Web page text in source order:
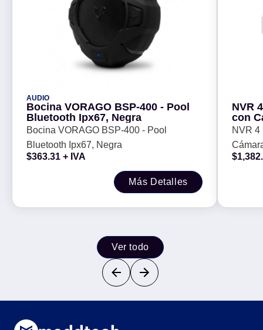
AUDIO
Bocina VORAGO BSP-400 - Pool
Bluetooth Ipx67, Negra
Bocina VORAGO BSP-400 - Pool
Bluetooth Ipx67, Negra
$363.31 + IVA
Más Detalles
NVR
con
Full
NVR 4
$
Ver todo